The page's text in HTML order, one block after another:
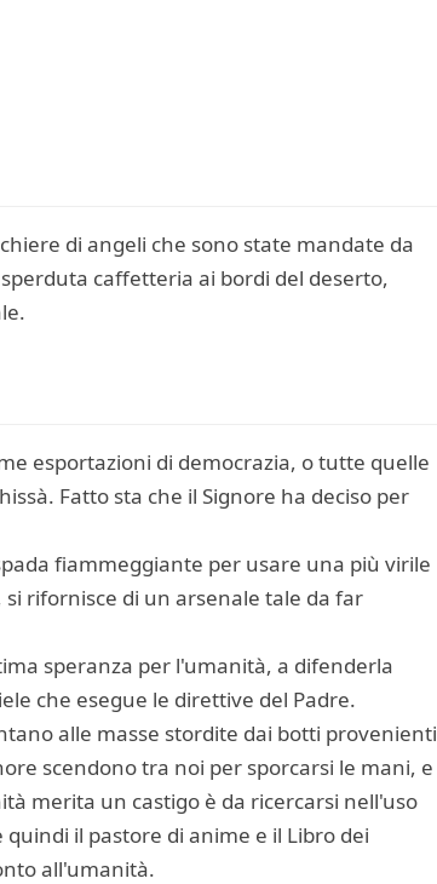
di angeli che sono state mandate da
caffetteria ai bordi del deserto,
esportazioni di democrazia, o tutte quelle
Fatto sta che il Signore ha deciso per
fiammeggiante per usare una più virile
rifornisce di un arsenale tale da far
speranza per l'umanità, a difenderla
che esegue le direttive del Padre.
alle masse stordite dai botti provenienti
scendono tra noi per sporcarsi le mani, e
merita un castigo è da ricercarsi nell'uso
il pastore di anime e il Libro dei
all'umanità.